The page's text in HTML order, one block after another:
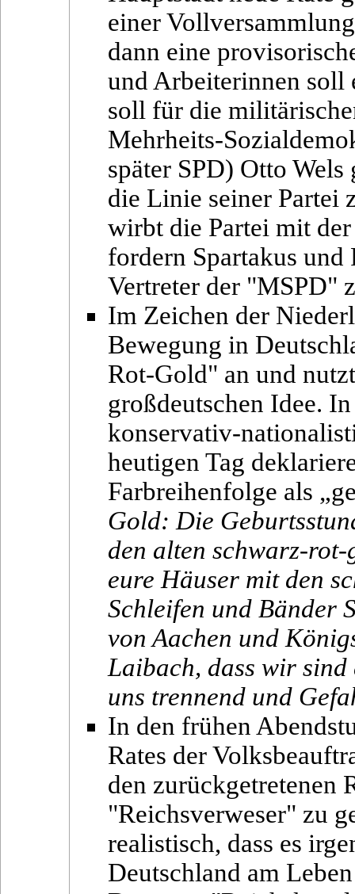
einer
dann eine
und Arbeiterinnen soll
soll für die
Mehrheits-
später SPD) Otto
die Linie seiner Partei
wirbt die Partei mit
fordern Spartakus
Vertreter der "MSPD"
Im Zeichen der
Bewegung in
Rot-Gold" an und
großdeutschen Idee.
konservativ-
heutigen Tag
Farbreihenfolge als
Gold: Die
den alten schwarz-
eure Häuser mit den
Schleifen und Bänder
von Aachen und
Laibach, dass wir
uns trennend und
In den frühen
Rates der
den zurückgetretenen
"Reichsverweser" zu
realistisch, dass es
Deutschland am